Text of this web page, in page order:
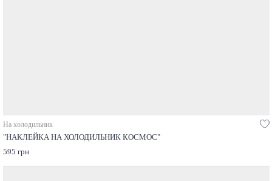
На холодильник
"НАКЛЕЙКА НА ХОЛОДИЛЬНИК КОСМОС"
595 грн